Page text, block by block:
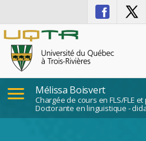
Mélissa Boisvert
Chargée de cours en FLS/FLE
Doctorante en linguistique -